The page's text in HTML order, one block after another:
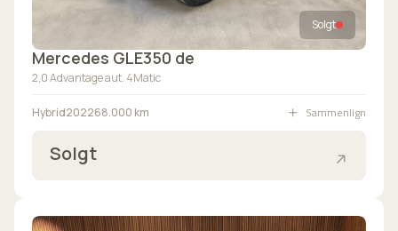
Solgt
Mercedes GLE350 de
2,0 Advantage aut. 4Matic
Hybrid202268.000 km Sammenlign
Solgt